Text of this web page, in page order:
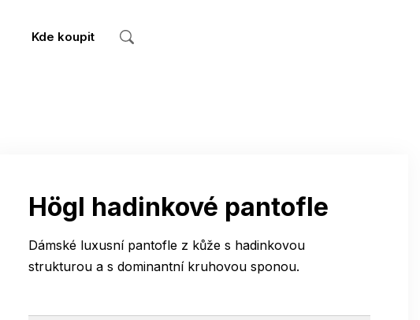
Kde koupit
Högl hadinkové pantofle
Dámské luxusní pantofle z kůže s hadinkovou
strukturou a s dominantní kruhovou sponou.